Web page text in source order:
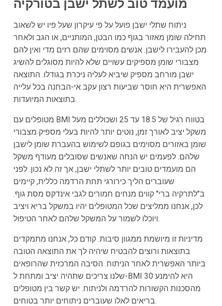
מועמד טוב לשתל ישבן בטורקיה
ניתוח שתלי ישבן פועל על פי עיקרון שעל פיו יש לשאוב
תחילה שומן מאזור בגוף כמו הבטן, המותניים, או הגב ולאחר
מכן להעבירו לישבן. אנשים מסוימים שהם רזים מדי ואין להם
מצבורי שומן מספיקים עשויים שלא להיות מסוגלים להשיג
ישבן מורחב מספיק שיביא לעליה ניכרת בגודלו. התוצאה
האפשרית היא חוסר שביעות רצון עקב אי-הבחנה בכל עלייה
בתוצאות המיועדות.
מטופלים עם BMI בטווח רגיל של 18.5 עד 25 ושכוללים מעל
משקל יציב לאורך זמן, נוטים יותר להיות בעלי מספיק מצבורי
שומן באזורים מסוימים בגופם לשימוש בהעברת שומן לישבן
שלהם. לפעמים יש הנחה שאנשים שסובלים מעודף משקל
הם מועמדים טובים יותר לשתלי ישבן, אך זה לא נכון. לפני
שעוברים הליך כירורגי תחת הרדמה כללית, קיימים
ב"לתרקיה ברי" קווים מנחים חמורים לגבי אינדקס מסת גוף.
לכן, אנחנו ממליצים שכל המטופלים יהיו במשקל בריא ויציב
ויוכלו לשמור על המשקל שלהם לאחר הטיפול.
מדיניות זו מיושמת ממגוון סיבות. קודם כל, אנחנו מתמקדים
בתוצאות ורוצים להבטיח שיהיה לך את התוצאה הטובה
ביותר האפשרית לאחר הניתוח. הסיבה המרכזית שהרופאים
שלנו צריכים שתהיה יציב ומתחת ל-BMI 30 היא להימנע
מהסכנות הקשורות להרדמה ולניתוח. יש קשר בין מטופלים
בריאים לאלו שעוברים ניתוחים יותר בטוחים.